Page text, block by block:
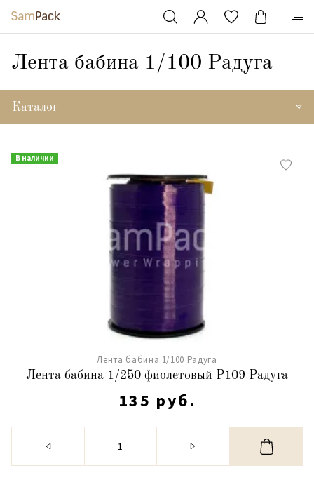
Лента бабина 1/100 Радуга
Каталог
В наличии
Лента бабина 1/100 Радуга
Лента бабина 1/250 фиолетовый Р109 Радуга
135 руб.